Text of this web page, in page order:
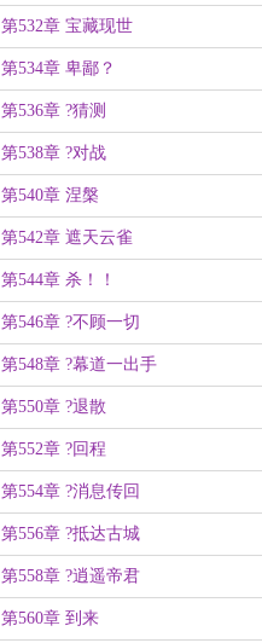
第532章 宝藏现世
第534章 卑鄙？
第536章 ?猜测
第538章 ?对战
第540章 涅槃
第542章 遮天云雀
第544章 杀！！
第546章 ?不顾一切
第548章 ?幕道一出手
第550章 ?退散
第552章 ?回程
第554章 ?消息传回
第556章 ?抵达古城
第558章 ?逍遥帝君
第560章 到来